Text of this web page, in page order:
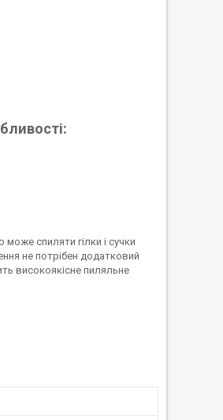
може спиляти гілки і сучки
не потрібен додатковий
високоякісне пиляльне